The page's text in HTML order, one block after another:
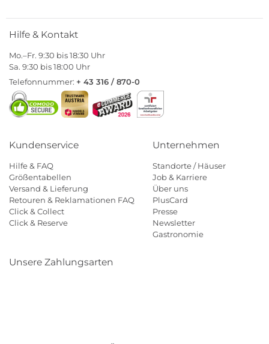
Hilfe & Kontakt
Mo.–Fr. 9:30 bis 18:30 Uhr
Sa. 9:30 bis 18:00 Uhr
Telefonnummer: + 43 316 / 870-0
Kundenservice
Hilfe & FAQ
Größentabellen
Versand & Lieferung
Retouren & Reklamationen FAQ
Click & Collect
Click & Reserve
Unternehmen
Standorte / Häuser
Job & Karriere
Über uns
PlusCard
Presse
Newsletter
Gastronomie
Unsere Zahlungsarten